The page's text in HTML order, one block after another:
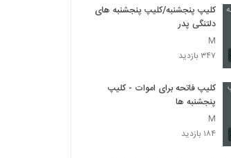
کلیپ پنجشنبه/کلیپ پنجشنبه های
دلتنگی پدر
M
۳۴۷ بازدید
کلیپ فاتحه برای اموات - کلیپ
پنجشنبه ها
M
۱۸۴ بازدید